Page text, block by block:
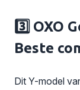
3️⃣ OXO
Beste
Dit Y-model